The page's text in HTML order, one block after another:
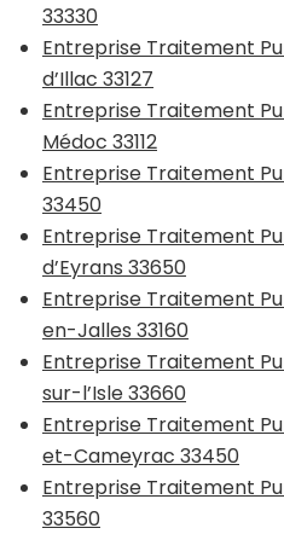
33330
Entreprise Traitement
d’Illac 33127
Entreprise Traitement
Médoc 33112
Entreprise Traitement
33450
Entreprise Traitement
d’Eyrans 33650
Entreprise Traitement
en-Jalles 33160
Entreprise Traitement
sur-l’Isle 33660
Entreprise Traitement
et-Cameyrac 33450
Entreprise Traitement
33560